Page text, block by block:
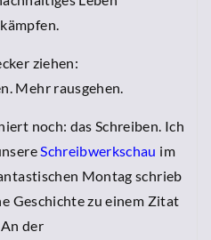
ziehen:
Mehr rausgehen.
noch: das Schreiben. Ich
Schreibwerkschau im
Montag schrieb
Geschichte zu einem Zitat
der